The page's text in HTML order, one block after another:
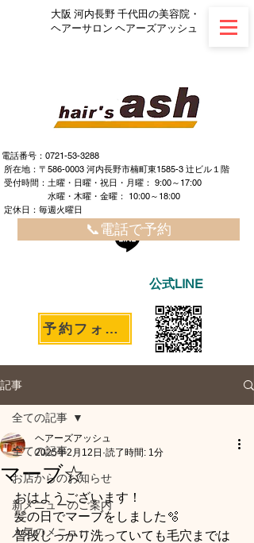
大阪 河内長野 千代田の美容院・
ヘアーサロン ヘアーズアッシュ
電話番号：0721-53-3288
所在地：〒586-0003 河内長野市楠町東1585-3 辻ビル１階
​ ​受付時間：土曜・日曜・祝日・月曜： 9:00～17:00
水曜・木曜・金曜： 10:00～18:00
定休日：毎週火曜日
📞電話で予約
公式LINE
予約フォームへ
記事
全ての記事
お店からのお知らせ
新メニューのご案内
人気のメニュー
全ての記事
マーブ☆
ヘアーズアッシュ
2025年2月12日 読了時間: 1分
おはようございます！
髪の日でマーブをしました🫧
普段しっかり洗っていても毛穴までは